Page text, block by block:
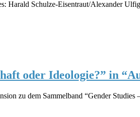
Harald Schulze-Eisentraut/Alexander
oder Ideologie?” in
zu dem Sammelband “Gender Studies